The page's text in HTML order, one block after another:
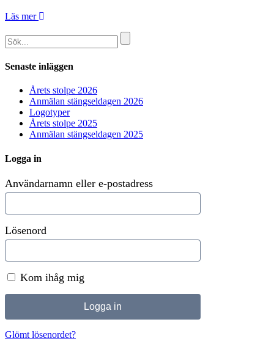
Läs mer
Senaste inläggen
Årets stolpe 2026
Anmälan stängseldagen 2026
Logotyper
Årets stolpe 2025
Anmälan stängseldagen 2025
Logga in
Användarnamn eller e-postadress
Lösenord
Kom ihåg mig
Glömt lösenordet?